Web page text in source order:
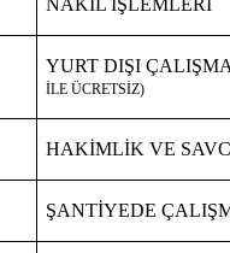
NAKİL İŞLEMLERİ
YURT DIŞI
İLE ÜCRETSİZ)
HAKİMLİK VE
ŞANTİYEDE